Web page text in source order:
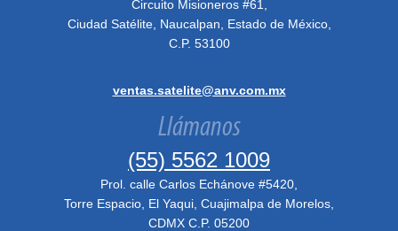
Circuito Misioneros #61,
Ciudad Satélite, Naucalpan, Estado de México,
C.P. 53100
ventas.satelite@anv.com.mx
Llámanos
(55) 5562 1009
Prol. calle Carlos Echánove #5420,
Torre Espacio, El Yaqui, Cuajimalpa de Morelos,
CDMX C.P. 05200